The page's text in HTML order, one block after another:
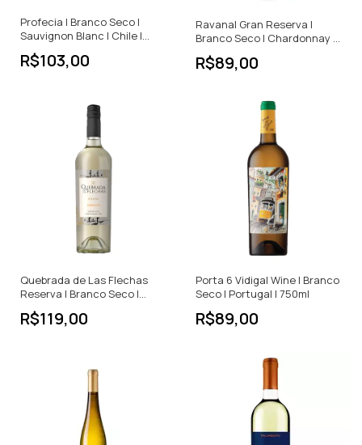
Profecia | Branco Seco |
Sauvignon Blanc | Chile |
750ml
R$103,00
Ravanal Gran Reserva |
Branco Seco | Chardonnay |
Chile | 750ml
R$89,00
Quebrada de Las Flechas
Reserva | Branco Seco |
R$119,00
Porta 6 Vidigal Wine | Branco
Seco | Portugal | 750ml
R$89,00